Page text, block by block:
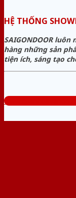
HỆ THỐNG
SAIGONDOOR
hàng những sản
tiện ích, sáng tạo